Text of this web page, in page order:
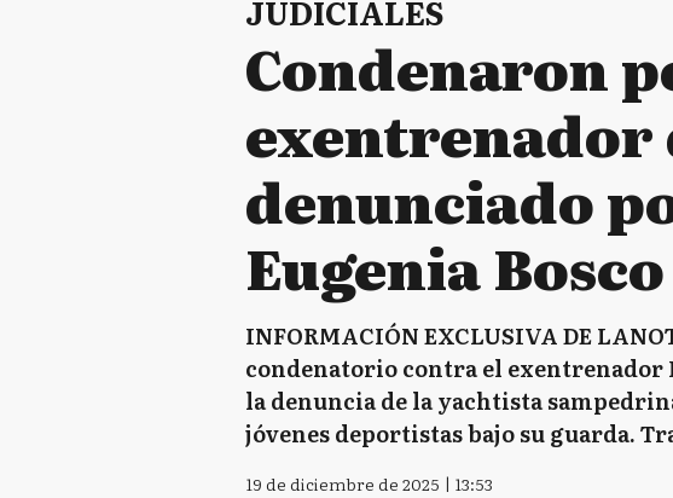
JUDICIALES
Condenaron
exentrenador
denunciado
Eugenia Bosco
INFORMACIÓN EXCLUSIVA DE
condenatorio contra el exentrenador
la denuncia de la yachtista
jóvenes deportistas bajo su guarda.
19 de diciembre de 2025 | 13:53